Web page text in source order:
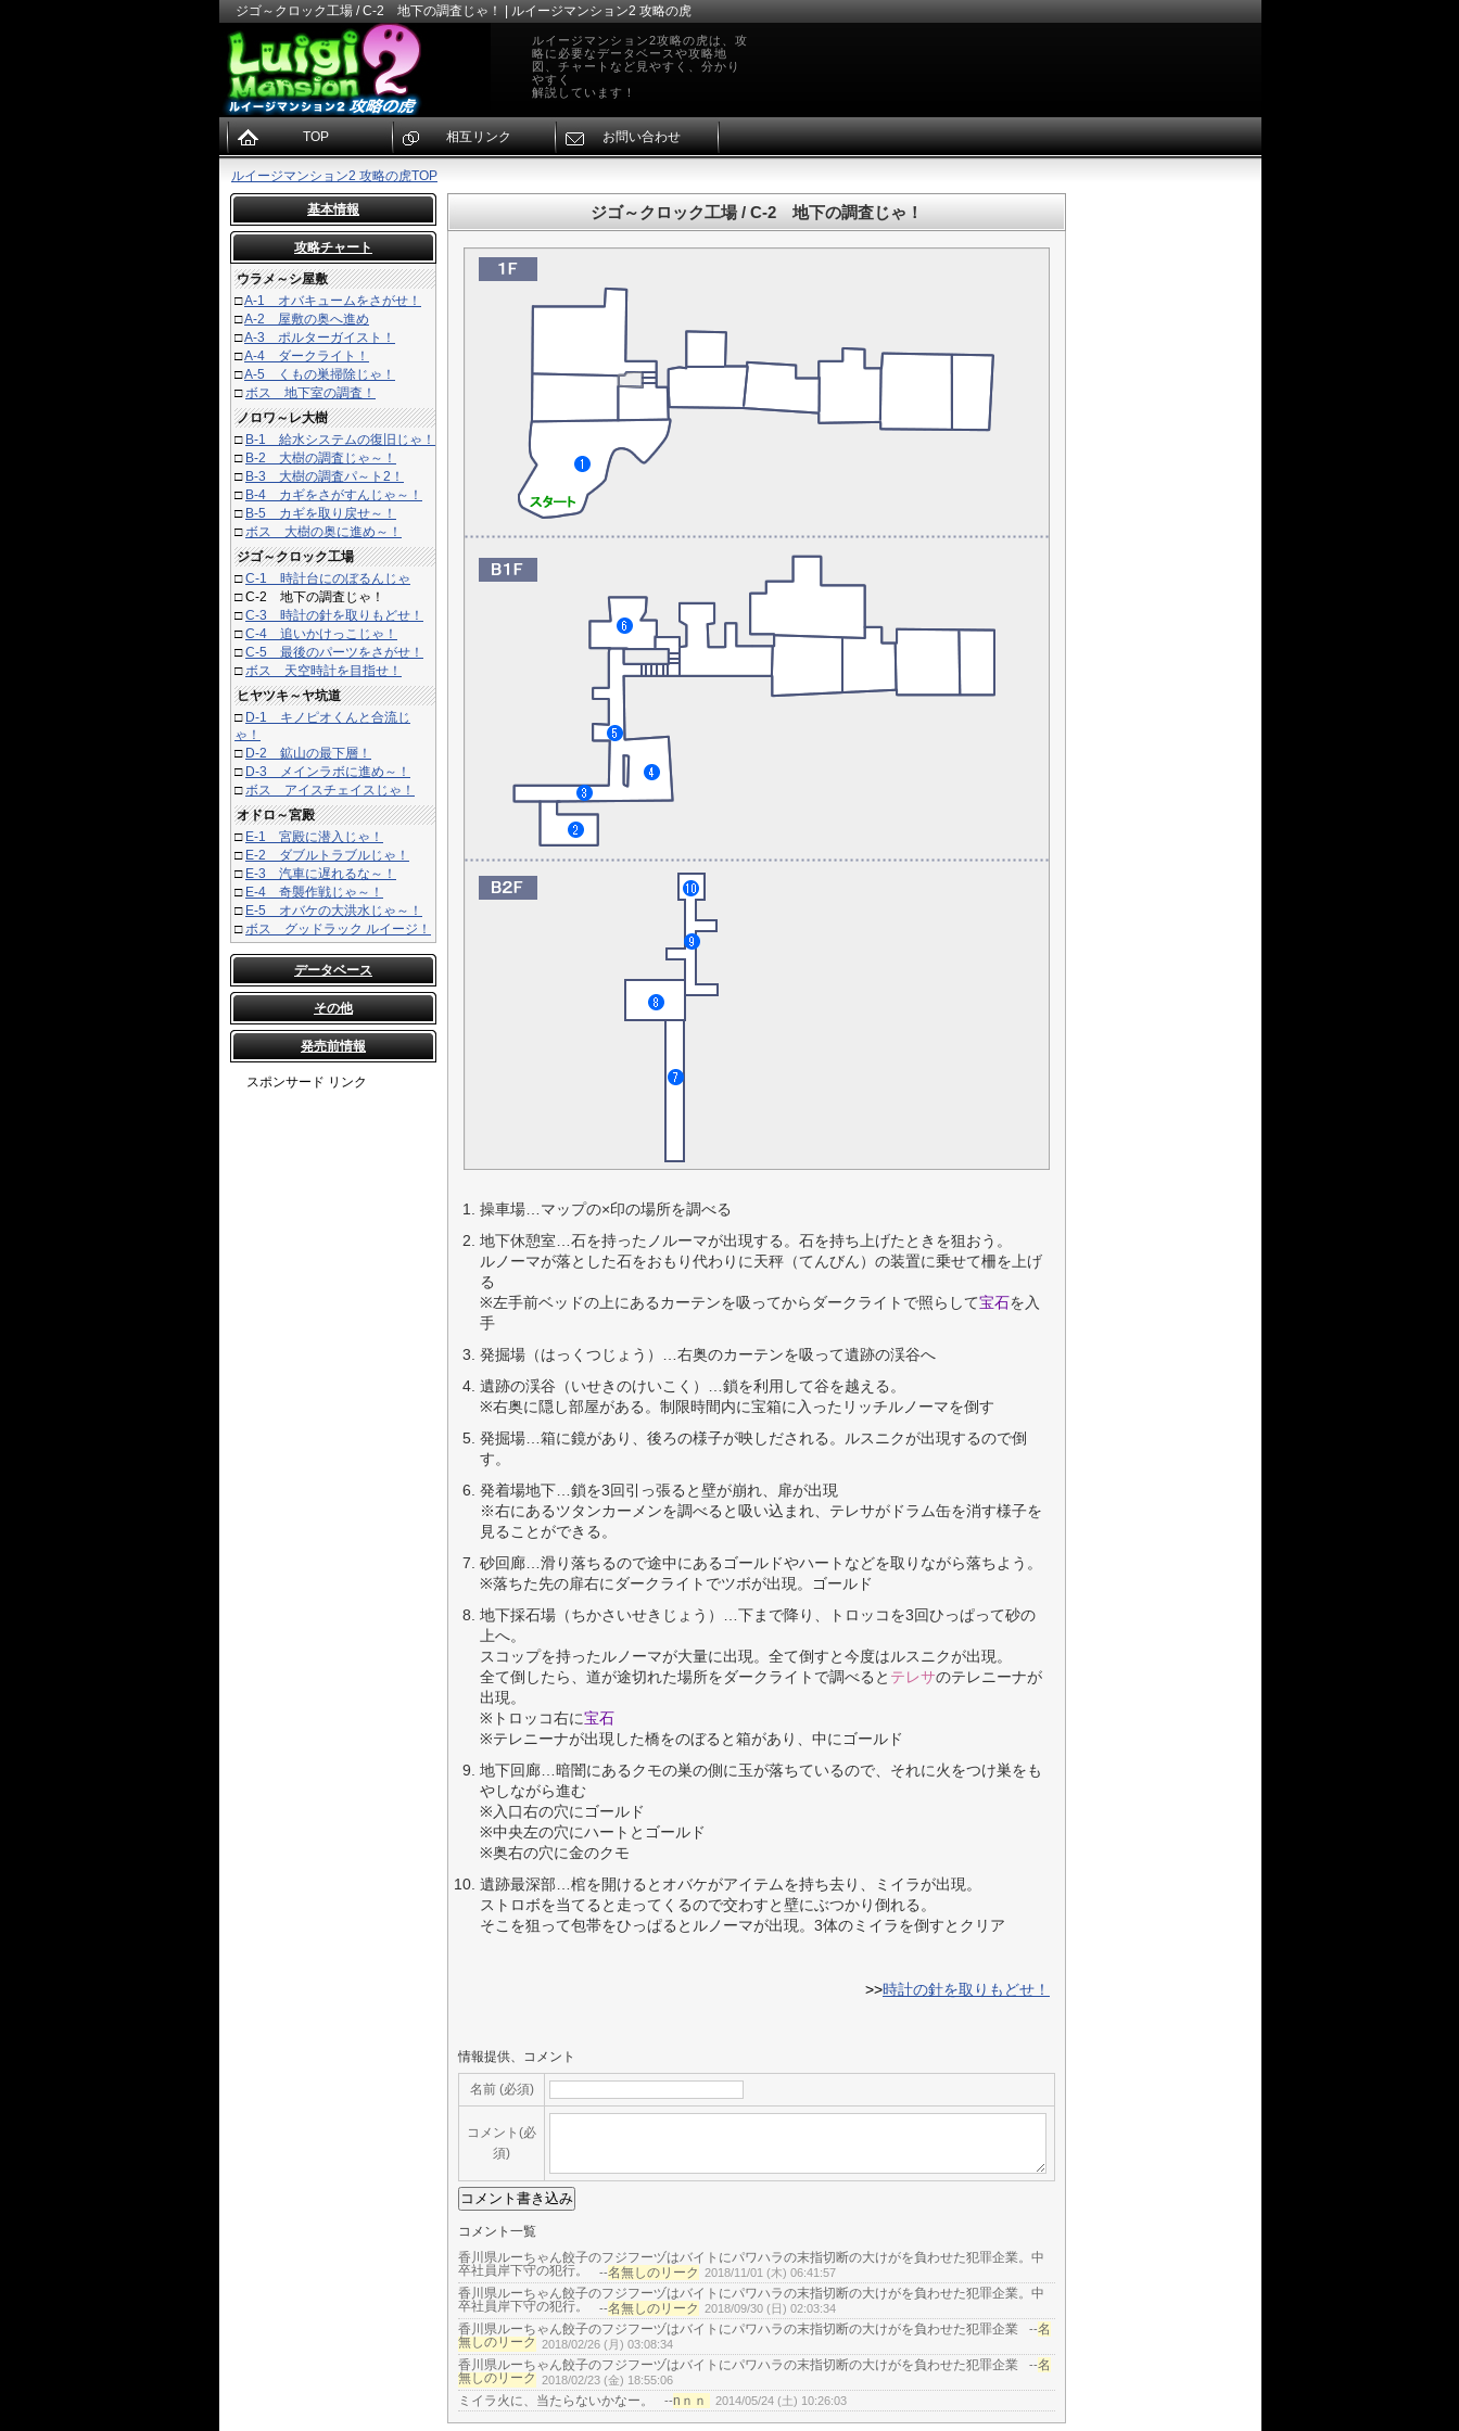
ジゴ～クロック工場 / C-2 地下の調査じゃ！ | ルイージマンション2 攻略の虎
ルイージマンション2攻略の虎は、攻
略に必要なデータベースや攻略地
図、チャートなど見やすく、分かり
やすく
解説しています！
ルイージマンション2 攻略の虎TOP
基本情報
攻略チャート
ウラメ～シ屋敷
□A-1 オバキュームをさがせ！
□A-2 屋敷の奥へ進め
□A-3 ポルターガイスト！
□A-4 ダークライト！
□A-5 くもの巣掃除じゃ！
□ボス 地下室の調査！
ノロワ～レ大樹
□ B-1 給水システムの復旧じゃ！
□ B-2 大樹の調査じゃ～！
□ B-3 大樹の調査パ～ト2！
□ B-4 カギをさがすんじゃ～！
□ B-5 カギを取り戻せ～！
□ボス 大樹の奥に進め～！
ジゴ～クロック工場
□C-1 時計台にのぼるんじゃ
□C-2 地下の調査じゃ！
□C-3 時計の針を取りもどせ！
□C-4 追いかけっこじゃ！
□C-5 最後のパーツをさがせ！
□ボス 天空時計を目指せ！
ヒヤツキ～ヤ坑道
□ D-1 キノピオくんと合流じ
ゃ！
□ D-2 鉱山の最下層！
□ D-3 メインラボに進め～！
□ボス アイスチェイスじゃ！
オドロ～宮殿
□ E-1 宮殿に潜入じゃ！
□ E-2 ダブルトラブルじゃ！
□ E-3 汽車に遅れるな～！
□ E-4 奇襲作戦じゃ～！
□ E-5 オバケの大洪水じゃ～！
□ボス グッドラック ルイージ！
データベース
その他
発売前情報
スポンサード リンク
ジゴ～クロック工場 / C-2 地下の調査じゃ！
操車場…マップの×印の場所を調べる
地下休憩室…石を持ったノルーマが出現する。石を持ち上げたときを狙おう。
ルノーマが落とした石をおもり代わりに天秤（てんびん）の装置に乗せて柵を上げ
る
※左手前ベッドの上にあるカーテンを吸ってからダークライトで照らして宝石を入
手
発掘場（はっくつじょう）…右奥のカーテンを吸って遺跡の渓谷へ
遺跡の渓谷（いせきのけいこく）…鎖を利用して谷を越える。
※右奥に隠し部屋がある。制限時間内に宝箱に入ったリッチルノーマを倒す
発掘場…箱に鏡があり、後ろの様子が映しだされる。ルスニクが出現するので倒
す。
発着場地下…鎖を3回引っ張ると壁が崩れ、扉が出現
※右にあるツタンカーメンを調べると吸い込まれ、テレサがドラム缶を消す様子を
見ることができる。
砂回廊…滑り落ちるので途中にあるゴールドやハートなどを取りながら落ちよう。
※落ちた先の扉右にダークライトでツボが出現。ゴールド
地下採石場（ちかさいせきじょう）…下まで降り、トロッコを3回ひっぱって砂の
上へ。
スコップを持ったルノーマが大量に出現。全て倒すと今度はルスニクが出現。
全て倒したら、道が途切れた場所をダークライトで調べると テレサのテレニーナが
出現。
※トロッコ右に宝石
※テレニーナが出現した橋をのぼると箱があり、中にゴールド
地下回廊…暗闇にあるクモの巣の側に玉が落ちているので、それに火をつけ巣をも
やしながら進む
※入口右の穴にゴールド
※中央左の穴にハートとゴールド
※奥右の穴に金のクモ
遺跡最深部…棺を開けるとオバケがアイテムを持ち去り、ミイラが出現。
ストロボを当てると走ってくるので交わすと壁にぶつかり倒れる。
そこを狙って包帯をひっぱるとルノーマが出現。3体のミイラを倒すとクリア
>>時計の針を取りもどせ！
情報提供、コメント
名前 (必須)
コメント(必
須)
コメント一覧
香川県ルーちゃん餃子のフジフーヅはバイトにパワハラの末指切断の大けがを負わせた犯罪企業。中
卒社員岸下守の犯行。 --名無しのリーク 2018/11/01 (木) 06:41:57
香川県ルーちゃん餃子のフジフーヅはバイトにパワハラの末指切断の大けがを負わせた犯罪企業。中
卒社員岸下守の犯行。 --名無しのリーク 2018/09/30 (日) 02:03:34
香川県ルーちゃん餃子のフジフーヅはバイトにパワハラの末指切断の大けがを負わせた犯罪企業 --名
無しのリーク 2018/02/26 (月) 03:08:34
香川県ルーちゃん餃子のフジフーヅはバイトにパワハラの末指切断の大けがを負わせた犯罪企業 --名
無しのリーク 2018/02/23 (金) 18:55:06
ミイラ火に、当たらないかなー。 --nｎｎ 2014/05/24 (土) 10:26:03
TOP 相互リンク お問い合わせ